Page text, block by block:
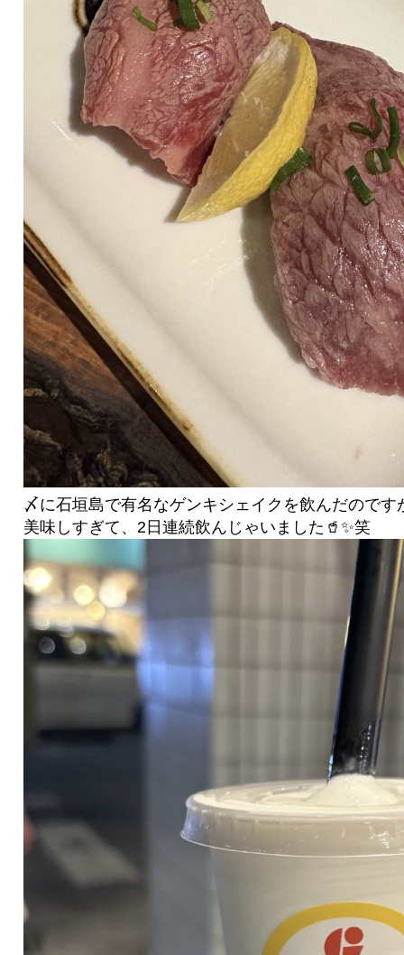
〆に石垣島で有名なゲンキシェイクを飲んだのです
美味しすぎて、2日連続飲んじゃいました🥤✨笑